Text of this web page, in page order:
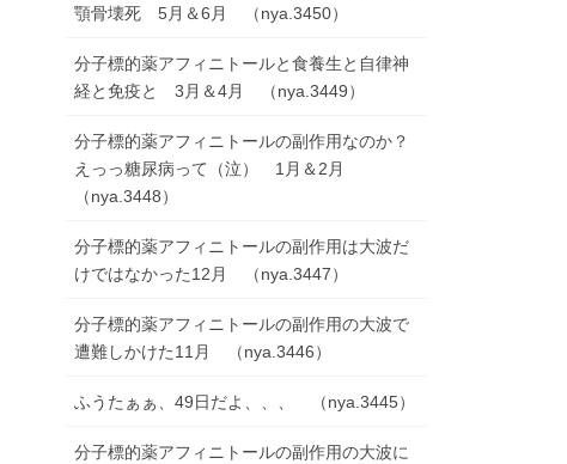
顎骨壊死 5月＆6月 （nya.3450）
分子標的薬アフィニトールと食養生と自律神
経と免疫と 3月＆4月 （nya.3449）
分子標的薬アフィニトールの副作用なのか？
えっっ糖尿病って（泣） 1月＆2月
（nya.3448）
分子標的薬アフィニトールの副作用は大波だ
けではなかった12月 （nya.3447）
分子標的薬アフィニトールの副作用の大波で
遭難しかけた11月 （nya.3446）
ふうたぁぁ、49日だよ、、、 （nya.3445）
分子標的薬アフィニトールの副作用の大波に